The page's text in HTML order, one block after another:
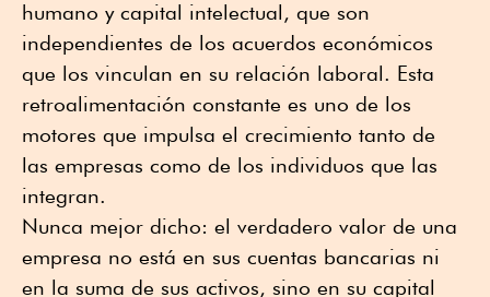
humano y capital intelectual, que son
independientes de los acuerdos económicos
que los vinculan en su relación laboral. Esta
retroalimentación constante es uno de los
motores que impulsa el crecimiento tanto de
las empresas como de los individuos que las
integran.
Nunca mejor dicho: el verdadero valor de una
empresa no está en sus cuentas bancarias ni
en la suma de sus activos, sino en su capital